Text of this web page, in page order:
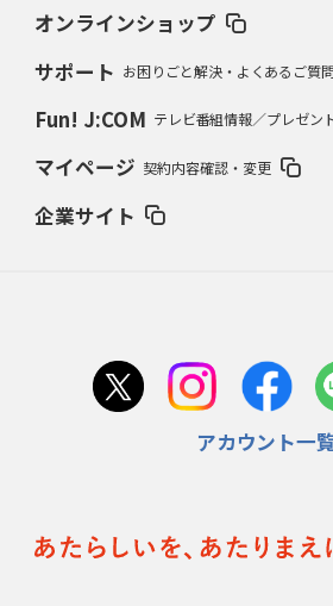
オンラインショップ
サポート お困りごと解決・よくあるご質
Fun! J:COM テレビ番組情報／プレゼン
マイページ 契約内容確認・変更
企業サイト
アカウント一